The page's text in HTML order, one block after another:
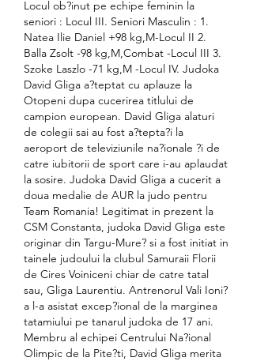
Locul ob?inut pe echipe feminin la
seniori : Locul III. Seniori Masculin : 1.
Natea Ilie Daniel +98 kg,M-Locul II 2.
Balla Zsolt -98 kg,M,Combat -Locul III 3.
Szoke Laszlo -71 kg,M -Locul IV. Judoka
David Gliga a?teptat cu aplauze la
Otopeni dupa cucerirea titlului de
campion european. David Gliga alaturi
de colegii sai au fost a?tepta?i la
aeroport de televiziunile na?ionale ?i de
catre iubitorii de sport care i-au aplaudat
la sosire. Judoka David Gliga a cucerit a
doua medalie de AUR la judo pentru
Team Romania! Legitimat in prezent la
CSM Constanta, judoka David Gliga este
originar din Targu-Mure? si a fost initiat in
tainele judoului la clubul Samuraii Florii
de Cires Voiniceni chiar de catre tatal
sau, Gliga Laurentiu. Antrenorul Vali Ioni?
a l-a asistat excep?ional de la marginea
tatamiului pe tanarul judoka de 17 ani.
Membru al echipei Centrului Na?ional
Olimpic de la Pite?ti, David Gliga merita